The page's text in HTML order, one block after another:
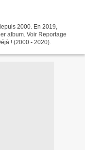
2000. En 2019,
album. Voir Reportage
! (2000 - 2020).